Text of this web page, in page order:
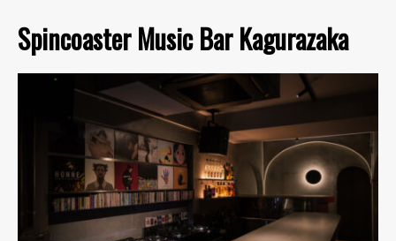
Spincoaster Music Bar Kagurazaka